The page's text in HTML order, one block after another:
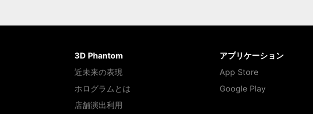
3D Phantom
近未来の表現
ホログラムとは
店舗演出利用
アプリケーション
App Store
Google Play